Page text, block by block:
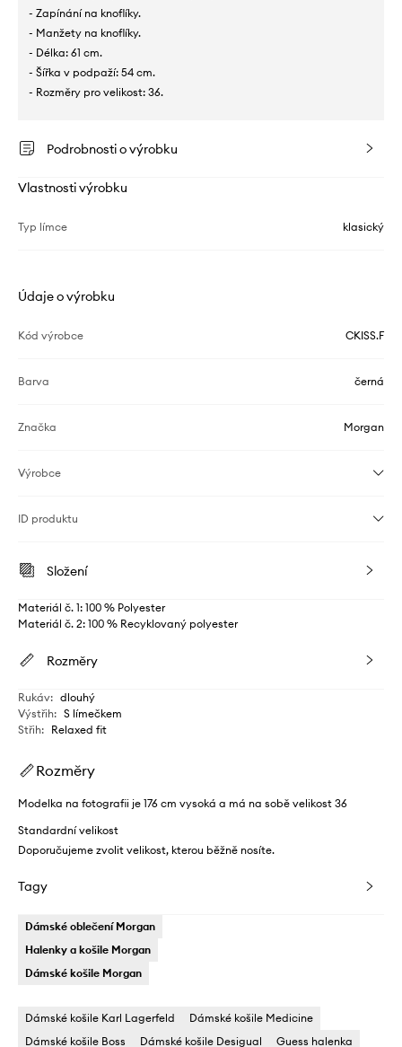
- Zapínání na knoflíky.
- Manžety na knoflíky.
- Délka: 61 cm.
- Šířka v podpaží: 54 cm.
- Rozměry pro velikost: 36.
Podrobnosti o výrobku
Vlastnosti výrobku
Typ límce klasický
Údaje o výrobku
Kód výrobce CKISS.F
Barva černá
Značka Morgan
Výrobce
ID produktu
Složení
Materiál č. 1: 100 % Polyester
Materiál č. 2: 100 % Recyklovaný polyester
Rozměry
Rukáv: dlouhý
Výstřih: S límečkem
Střih: Relaxed fit
Rozměry
Modelka na fotografii je 176 cm vysoká a má na sobě velikost 36
Standardní velikost
Doporučujeme zvolit velikost, kterou běžně nosíte.
Tagy
Dámské oblečení Morgan
Halenky a košile Morgan
Dámské košile Morgan
Dámské košile Karl Lagerfeld
Dámské košile Medicine
Dámské košile Boss
Dámské košile Desigual Guess halenka